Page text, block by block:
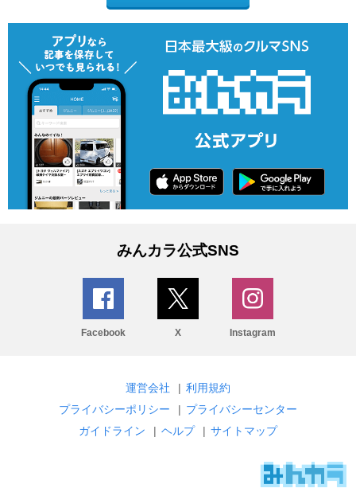
みんカラ公式SNS
Facebook X Instagram
運営会社 | 利用規約
プライバシーポリシー
| プライバシーセンター
ガイドライン
| ヘルプ | サイトマップ